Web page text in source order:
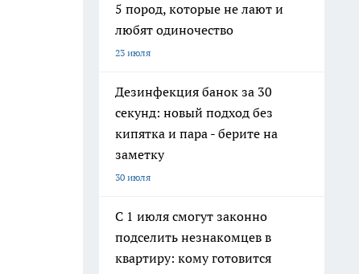
5 пород, которые не лают и
любят одиночество
23 июля
Дезинфекция банок за 30
секунд: новый подход без
кипятка и пара - берите на
заметку
30 июля
С 1 июля смогут законно
подселить незнакомцев в
квартиру: кому готовится